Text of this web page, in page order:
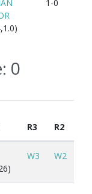
1-0
0
R3 R2
W3 W2